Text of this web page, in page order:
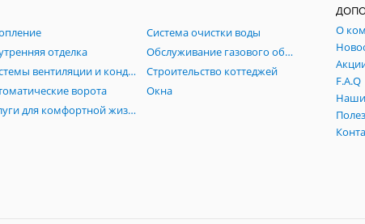
Система очистки воды
отделка
Обслуживание газового оборудования
Системы вентиляции и кондиционирования
Строительство коттеджей
ворота
Окна
Услуги для комфортной жизни
О
F.A.Q